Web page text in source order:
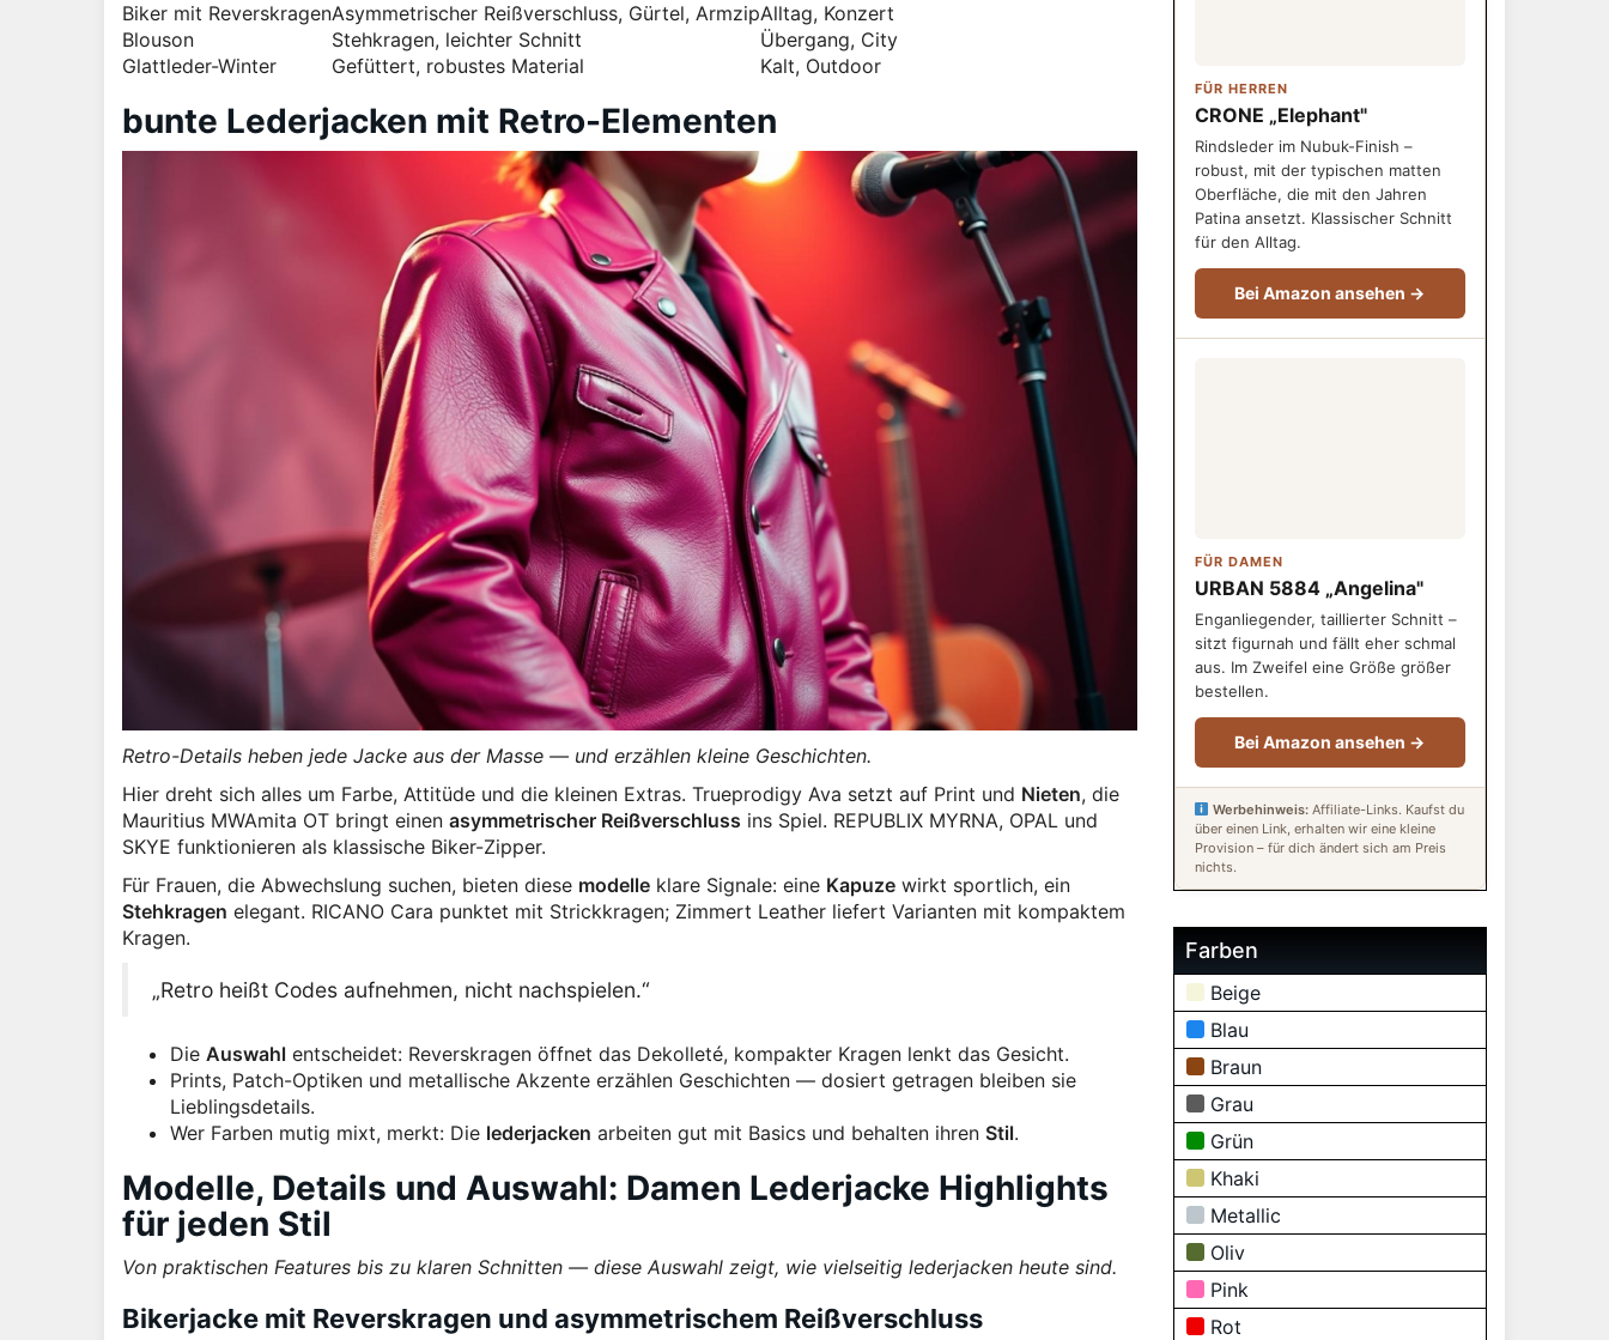
Biker mit ReverskragenAsymmetrischer Reißverschluss, Gürtel, ArmzipAlltag, Konzert
Blouson
Stehkragen, leichter Schnitt
Übergang, City
Glattleder-Winter
Gefüttert, robustes Material Kalt, Outdoor
bunte Lederjacken mit Retro-Elementen
Retro-Details heben jede Jacke aus der Masse — und erzählen kleine Geschichten.
Hier dreht sich alles um Farbe, Attitüde und die kleinen Extras. Trueprodigy Ava setzt auf Print und Nieten, die
Mauritius MWAmita OT bringt einen asymmetrischer Reißverschluss ins Spiel. REPUBLIX MYRNA, OPAL und
SKYE funktionieren als klassische Biker-Zipper.
Für Frauen, die Abwechslung suchen, bieten diese modelle klare Signale: eine Kapuze wirkt sportlich, ein
Stehkragen elegant. RICANO Cara punktet mit Strickkragen; Zimmert Leather liefert Varianten mit kompaktem
Kragen.
„Retro heißt Codes aufnehmen, nicht nachspielen.“
Die Auswahl entscheidet: Reverskragen öffnet das Dekolleté, kompakter Kragen lenkt das Gesicht.
Prints, Patch-Optiken und metallische Akzente erzählen Geschichten — dosiert getragen bleiben sie
Lieblingsdetails.
Wer Farben mutig mixt, merkt: Die lederjacken arbeiten gut mit Basics und behalten ihren Stil.
Modelle, Details und Auswahl: Damen Lederjacke Highlights
für jeden Stil
Von praktischen Features bis zu klaren Schnitten — diese Auswahl zeigt, wie vielseitig lederjacken heute sind.
Bikerjacke mit Reverskragen und asymmetrischem Reißverschluss
FÜR HERREN
CRONE „Elephant"
Rindsleder im Nubuk-Finish –
robust, mit der typischen matten
Oberfläche, die mit den Jahren
Patina ansetzt. Klassischer Schnitt
für den Alltag.
Bei Amazon ansehen →
FÜR DAMEN
URBAN 5884 „Angelina"
Enganliegender, taillierter Schnitt –
sitzt figurnah und fällt eher schmal
aus. Im Zweifel eine Größe größer
bestellen.
Bei Amazon ansehen →
Werbehinweis: Affiliate-Links. Kaufst du
über einen Link, erhalten wir eine kleine
Provision – für dich ändert sich am Preis
nichts.
Farben
Beige
Blau
Braun
Grau
Grün
Khaki
Metallic
Oliv
Pink
Rot